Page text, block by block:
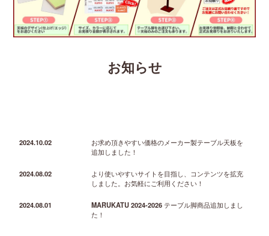
お知らせ
2024.10.02
お求め頂きやすい価格のメーカー製テーブル天板を
追加しました！
2024.08.02
より使いやすいサイトを目指し、コンテンツを拡充
しました。お気軽にご利用ください！
2024.08.01
MARUKATU 2024-2026 テーブル脚商品追加しまし
た！